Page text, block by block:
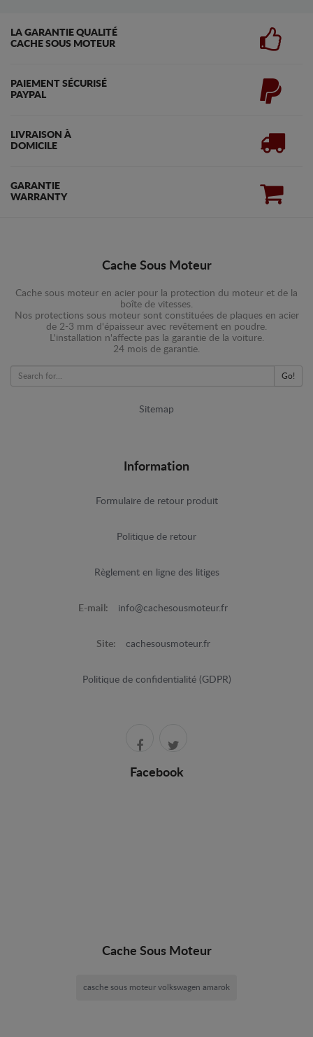
LA GARANTIE QUALITÉ
CACHE SOUS MOTEUR
PAIEMENT SÉCURISÉ
PAYPAL
LIVRAISON À
DOMICILE
GARANTIE
WARRANTY
Cache Sous Moteur
Cache sous moteur en acier pour la protection du moteur et de la
boîte de vitesses.
Nos protections sous moteur sont constituées de plaques en acier
de 2-3 mm d'épaisseur avec revêtement en poudre.
L'installation n'affecte pas la garantie de la voiture.
24 mois de garantie.
Go!
Sitemap
Information
Formulaire de retour produit
Politique de retour
Règlement en ligne des litiges
E-mail: info@cachesousmoteur.fr
Site: cachesousmoteur.fr
Politique de confidentialité (GDPR)
Facebook
Cache Sous Moteur
casche sous moteur volkswagen amarok